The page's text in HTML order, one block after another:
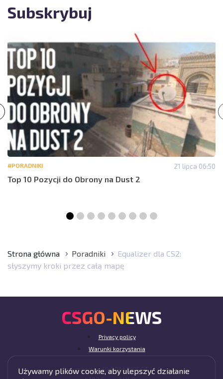
Subskrybuj
#PORADNIKI 21 lipca 06:50
Top 10 Pozycji do Obrony na Dust 2
Strona główna Poradniki
Equalizer dla CS2:
słyszymy kroki przez całą mapę
CSGO-NEWS
Privacy policy
Warunki korzystania
Operated by BLOOM DIRECT LLC
Używamy plików cookie, aby ulepszyć działanie